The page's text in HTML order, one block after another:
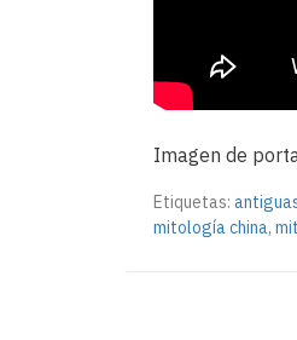
Imagen de
Etiquetas:
mitología china,